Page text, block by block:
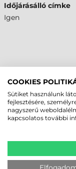
Időjárásálló címke
Igen
Mikor érdemes
helyett?
Műanyag címkét akkor
Milyen
nyomtatásához?
COOKIES
Sütiket használunk
fejlesztésére,
nagyszerű
kapcsolatos további